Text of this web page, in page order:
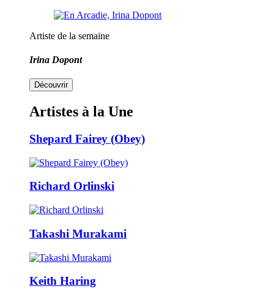
Artiste de la semaine
Irina Dopont
Découvrir
Artistes à la Une
Shepard Fairey (Obey)
Richard Orlinski
Takashi Murakami
Keith Haring